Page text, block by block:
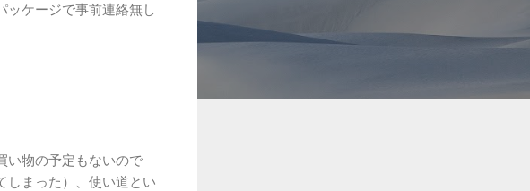
ッケージで事前連絡無し
い物の予定もないので
しまった）、使い道とい